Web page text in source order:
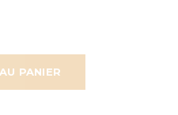
PANIER